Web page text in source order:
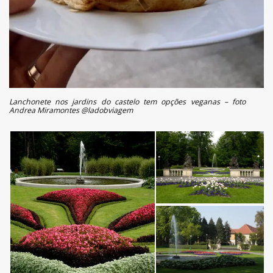
Lanchonete nos jardins do castelo tem opções veganas – foto
Andrea Miramontes @ladobviagem